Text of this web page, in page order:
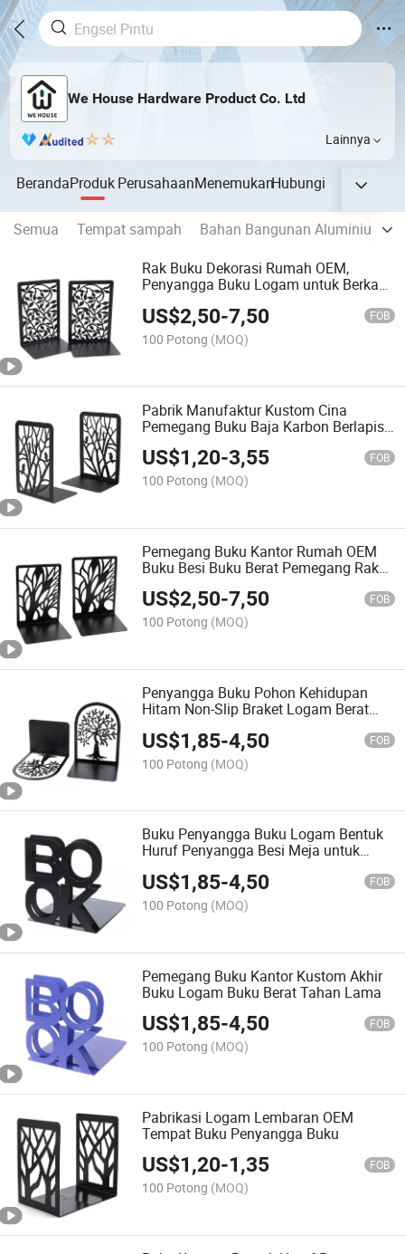
We House Hardware Product Co. Ltd
Lainnya
BerandaProdukPerusahaanMenemukanHubungi
Semua Tempat sampah Bahan Bangunan Aluminium
Rak Buku Dekorasi Rumah OEM,
Penyangga Buku Logam untuk Berkas
US$2,50-7,50 FOB
100 Potong (MOQ)
Pabrik Manufaktur Kustom Cina
Pemegang Buku Baja Karbon Berlapis
Serbuk Berwarna
US$1,20-3,55 FOB
100 Potong (MOQ)
Pemegang Buku Kantor Rumah OEM
Buku Besi Buku Berat Pemegang Rak
Buku
US$2,50-7,50 FOB
100 Potong (MOQ)
Penyangga Buku Pohon Kehidupan
Hitam Non-Slip Braket Logam Berat
US$1,85-4,50 FOB
100 Potong (MOQ)
Buku Penyangga Buku Logam Bentuk
Huruf Penyangga Besi Meja untuk
Buku
US$1,85-4,50 FOB
100 Potong (MOQ)
Pemegang Buku Kantor Kustom Akhir
Buku Logam Buku Berat Tahan Lama
US$1,85-4,50 FOB
100 Potong (MOQ)
Pabrikasi Logam Lembaran OEM
Tempat Buku Penyangga Buku
US$1,20-1,35 FOB
100 Potong (MOQ)